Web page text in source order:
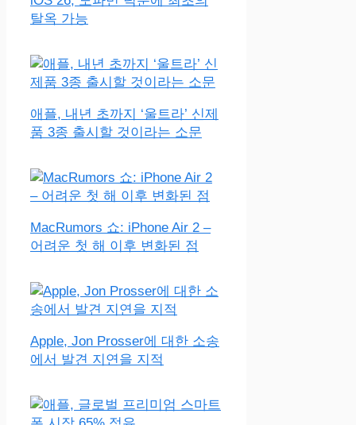
탈옥 가능
애플, 내년 초까지 ‘울트라’ 신제
품 3종 출시할 것이라는 소문
MacRumors 쇼: iPhone Air 2 –
어려운 첫 해 이후 변화된 점
Apple, Jon Prosser에 대한 소송
에서 발견 지연을 지적